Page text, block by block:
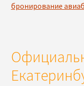
бронирование